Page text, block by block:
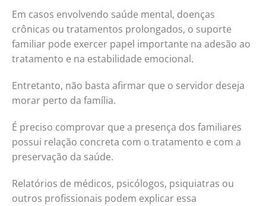
Em casos envolvendo saúde mental, doenças
crônicas ou tratamentos prolongados, o suporte
familiar pode exercer papel importante na adesão ao
tratamento e na estabilidade emocional.
Entretanto, não basta afirmar que o servidor deseja
morar perto da família.
É preciso comprovar que a presença dos familiares
possui relação concreta com o tratamento e com a
preservação da saúde.
Relatórios de médicos, psicólogos, psiquiatras ou
outros profissionais podem explicar essa